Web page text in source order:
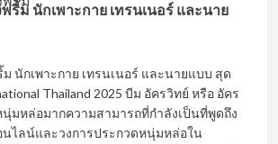
ริ้ม นักเพาะกาย เทรนเนอร์ และนาย
นักเพาะกาย เทรนเนอร์ และนายแบบ สุด
Thailand 2025 บีม อัครวิทย์ หรือ อัคร
นุ่มหล่อมากความสามารถที่กำลังเป็นที่พูดถึง
นไลน์และวงการประกวดหนุ่มหล่อใน